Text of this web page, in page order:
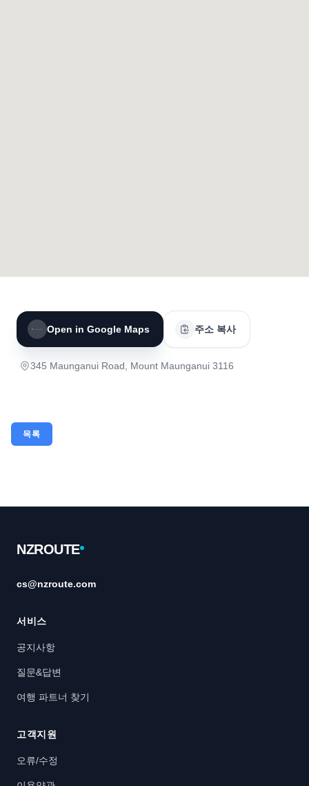
Open in Google Maps 주소 복사
345 Maunganui Road, Mount Maunganui 3116
목록
NZROUTE
cs@nzroute.com
서비스
공지사항
질문&답변
여행 파트너 찾기
고객지원
오류/수정